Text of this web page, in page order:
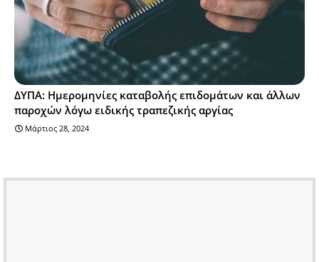
ΔΥΠΑ: Ημερομηνίες καταβολής επιδομάτων και άλλων
παροχών λόγω ειδικής τραπεζικής αργίας
Μάρτιος 28, 2024